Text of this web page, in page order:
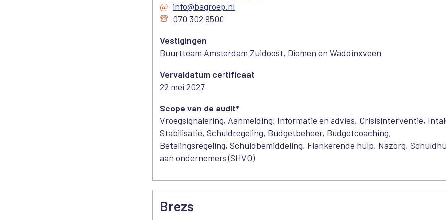
info@bagroep.nl
070 302 9500
Vestigingen
Buurtteam Amsterdam Zuidoost, Diemen en Waddinxveen
Vervaldatum certificaat
22 mei 2027
Scope van de audit*
Vroegsignalering, Aanmelding, Informatie en advies, Crisisinterventie,
Stabilisatie, Schuldregeling, Budgetbeheer, Budgetcoaching,
Betalingsregeling, Schuldbemiddeling, Flankerende hulp, Nazorg,
aan ondernemers (SHVO)
Brezs